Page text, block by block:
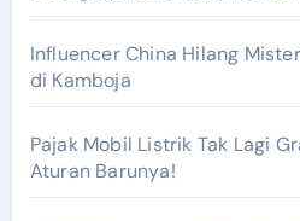
Influencer China Hilang
di Kamboja
Pajak Mobil Listrik Tak Lagi
Aturan Barunya!